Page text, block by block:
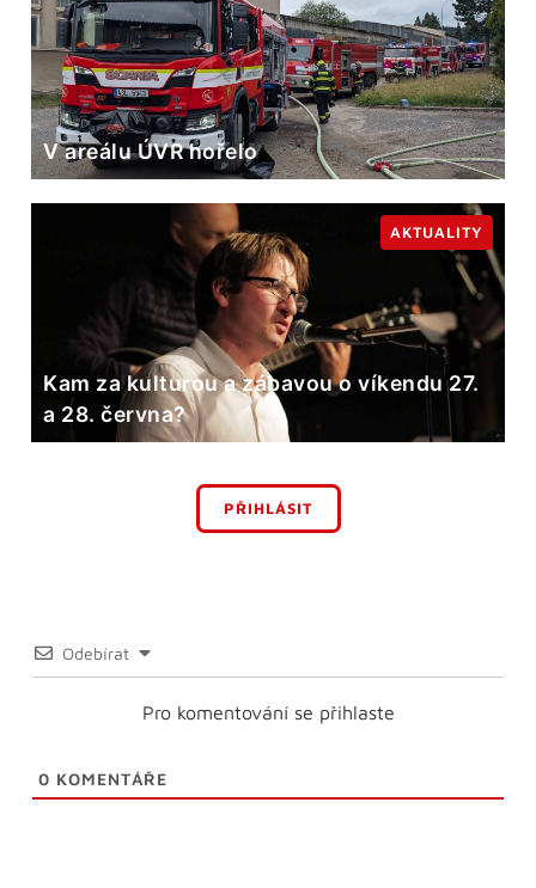
V areálu ÚVR hořelo
Kam za kulturou a zábavou o víkendu 27.
a 28. června?
AKTUALITY
PŘIHLÁSIT
Odebírat
Pro komentování se přihlaste
0 KOMENTÁŘE